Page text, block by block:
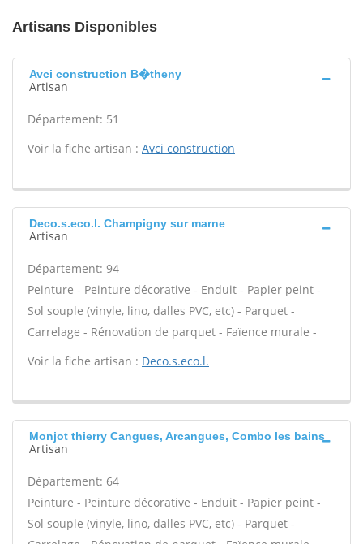
Artisans Disponibles
Avci construction B�theny
Artisan
Département: 51
Voir la fiche artisan : Avci construction
Deco.s.eco.l. Champigny sur marne
Artisan
Département: 94
Peinture - Peinture décorative - Enduit - Papier peint -
Sol souple (vinyle, lino, dalles PVC, etc) - Parquet -
Carrelage - Rénovation de parquet - Faïence murale -
Voir la fiche artisan : Deco.s.eco.l.
Monjot thierry Cangues, Arcangues, Combo les bains
Artisan
Département: 64
Peinture - Peinture décorative - Enduit - Papier peint -
Sol souple (vinyle, lino, dalles PVC, etc) - Parquet -